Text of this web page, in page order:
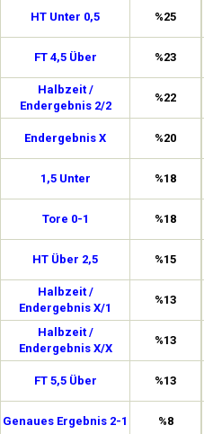
HT Unter 0,5 %25
FT 4,5 Über %23
Halbzeit /
Endergebnis 2/2
%22
Endergebnis X %20
1,5 Unter %18
Tore 0-1 %18
HT Über 2,5 %15
Halbzeit /
Endergebnis X/1
%13
Halbzeit /
Endergebnis X/X
%13
FT 5,5 Über %13
Genaues Ergebnis 2-1 %8